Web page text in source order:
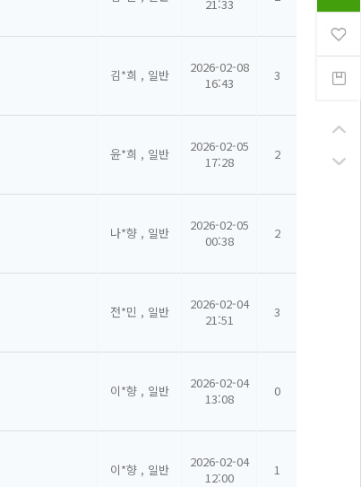
21:33
김*희 , 일반
2026-02-08
16:43
3
윤*희 , 일반
2026-02-05
17:28
2
나*향 , 일반
2026-02-05
00:38
2
전*민 , 일반
2026-02-04
21:51
3
이*향 , 일반
2026-02-04
13:08
0
이*향 , 일반
2026-02-04
12:00
1